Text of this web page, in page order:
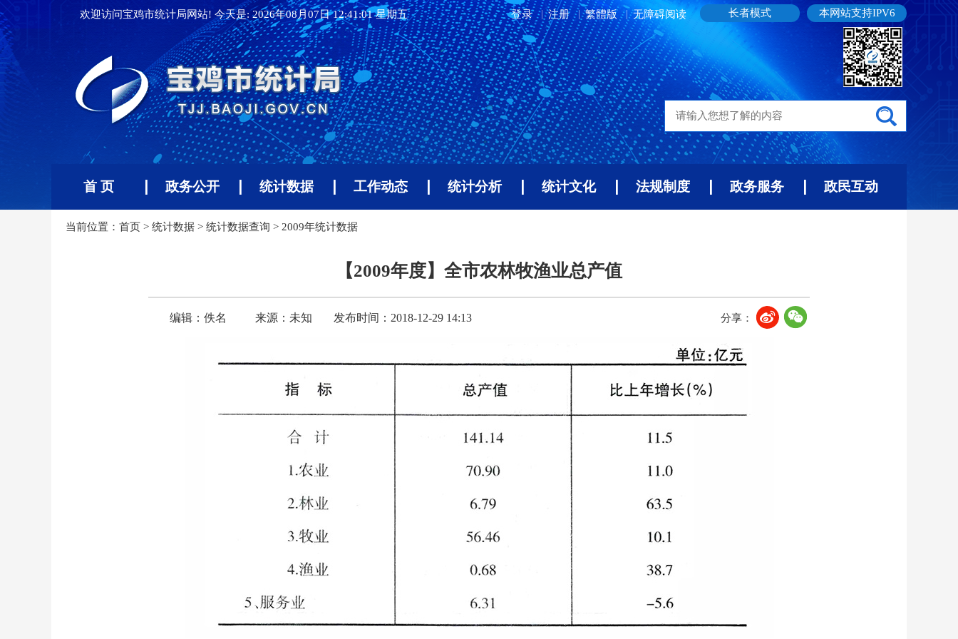
欢迎访问宝鸡市统计局网站! 今天是:2026年08月07日 12:41:02 星期五 本网站支持IPV6
长者模式
登录 注册 繁體版 无障碍阅读
首 页 政务公开 统计数据 工作动态 统计分析 统计文化 法规制度 政务服务 政民互动
当前位置： 首页 > 统计数据 > 统计数据查询 > 2009年统计数据
【2009年度】全市农林牧渔业总产值
编辑：佚名 来源：未知 发布时间：2018-12-29 14:13 分享：